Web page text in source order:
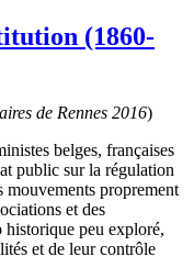
(1860-
de Rennes 2016)
belges, françaises
public sur la régulation
mouvements proprement
et des
historique peu exploré,
et de leur contrôle